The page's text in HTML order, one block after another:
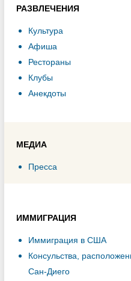
РАЗВЛЕЧЕНИЯ
Культура
Афиша
Рестораны
Клубы
Анекдоты
МЕДИА
Пресса
ИММИГРАЦИЯ
Иммиграция в США
Консульства,
Сан-Диего